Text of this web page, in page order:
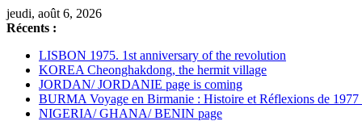
Passer
au
jeudi, août 6, 2026
Récents :
LISBON 1975. 1st anniversary of the revolution
KOREA Cheonghakdong, the hermit village
JORDAN/ JORDANIE page is coming
BURMA Voyage en Birmanie : Histoire et Réflexions de 1977
NIGERIA/ GHANA/ BENIN page